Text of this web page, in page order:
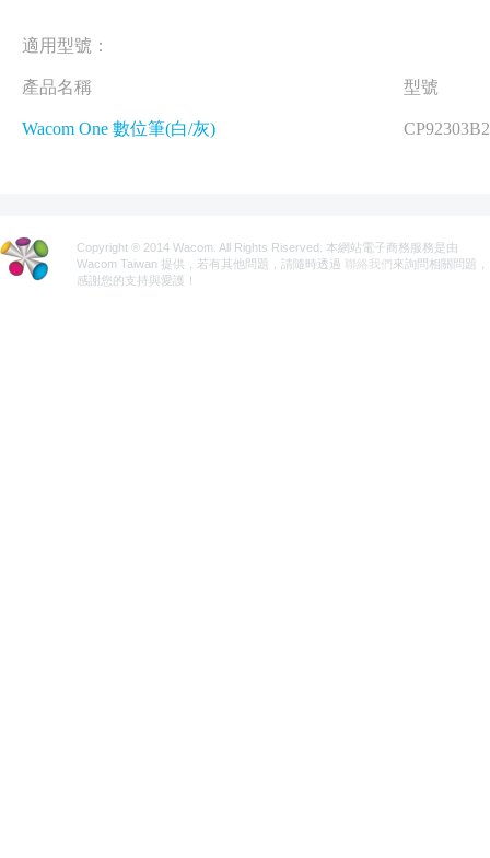
適用型號：
產品名稱 型號
Wacom One 數位筆(白/灰)
Copyright ® 2014 Wacom. All Rights Riserved. 本網站電子商務服務是由
Wacom Taiwan 提供，若有其他問題，請隨時透過
聯絡我們 來詢問相關問題，
感謝您的支持與愛護！